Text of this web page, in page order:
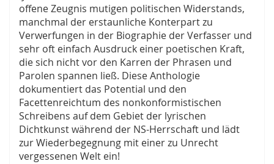
offene Zeugnis mutigen politischen Widerstands,
manchmal der erstaunliche Konterpart zu
Verwerfungen in der Biographie der Verfasser und
sehr oft einfach Ausdruck einer poetischen Kraft,
die sich nicht vor den Karren der Phrasen und
Parolen spannen ließ. Diese Anthologie
dokumentiert das Potential und den
Facettenreichtum des nonkonformistischen
Schreibens auf dem Gebiet der lyrischen
Dichtkunst während der NS-Herrschaft und lädt
zur Wiederbegegnung mit einer zu Unrecht
vergessenen Welt ein!